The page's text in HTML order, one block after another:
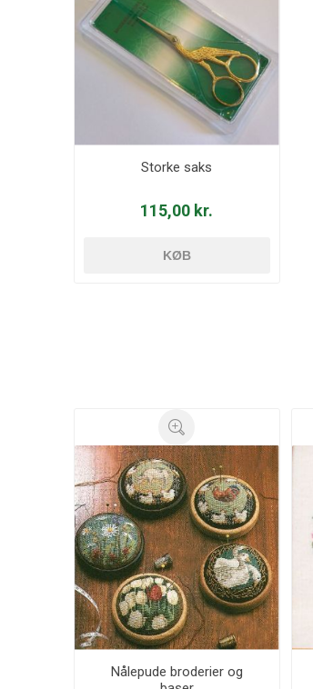
Storke saks
115,00 kr.
KØB
Nålepude broderier og